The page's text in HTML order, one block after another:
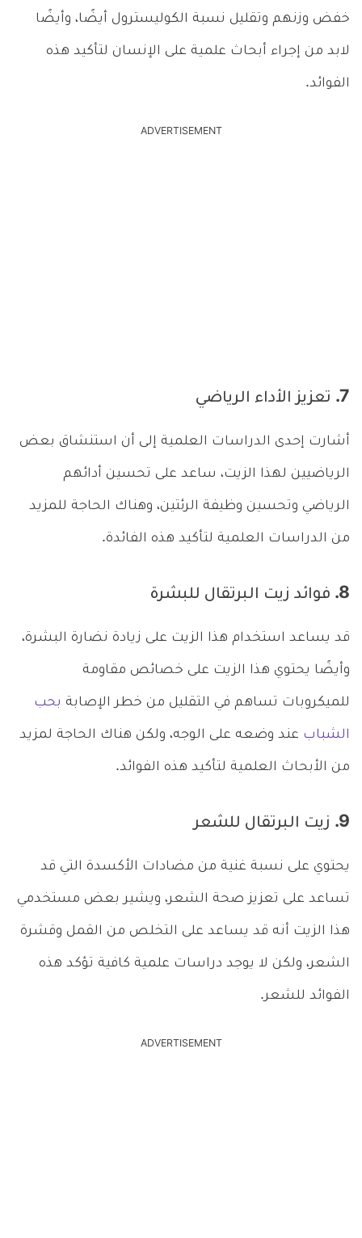
خفض وزنهم وتقليل نسبة الكوليسترول أيضًا، وأيضًا
لابد من إجراء أبحاث علمية على الإنسان لتأكيد هذه
الفوائد.
ADVERTISEMENT
7. تعزيز الأداء الرياضي
أشارت إحدى الدراسات العلمية إلى أن استنشاق بعض
الرياضيين لهذا الزيت، ساعد على تحسين أدائهم
الرياضي وتحسين وظيفة الرئتين، وهناك الحاجة للمزيد
من الدراسات العلمية لتأكيد هذه الفائدة.
8. فوائد زيت البرتقال للبشرة
قد يساعد استخدام هذا الزيت على زيادة نضارة البشرة،
وأيضًا يحتوي هذا الزيت على خصائص مقاومة
للميكروبات تساهم في التقليل من خطر الإصابة بحب
الشباب عند وضعه على الوجه، ولكن هناك الحاجة لمزيد
من الأبحاث العلمية لتأكيد هذه الفوائد.
9. زيت البرتقال للشعر
يحتوي على نسبة غنية من مضادات الأكسدة التي قد
تساعد على تعزيز صحة الشعر، ويشير بعض مستخدمي
هذا الزيت أنه قد يساعد على التخلص من القمل وقشرة
الشعر، ولكن لا يوجد دراسات علمية كافية تؤكد هذه
الفوائد للشعر.
ADVERTISEMENT